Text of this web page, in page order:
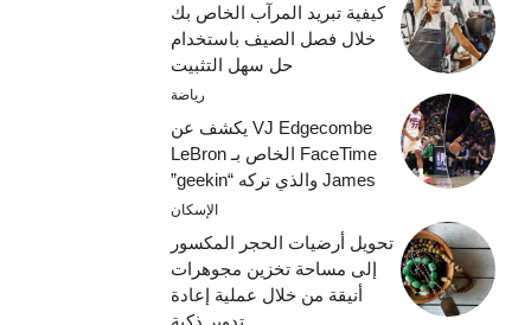
كيفية تبريد المرآب الخاص بك
خلال فصل الصيف باستخدام
حل سهل التثبيت
رياضة
VJ Edgecombe يكشف عن
FaceTime الخاص بـ LeBron
James والذي تركه “geekin”
الإسكان
تحويل أرضيات الحجر المكسور
إلى مساحة تخزين مجوهرات
أنيقة من خلال عملية إعادة
تدوير ذكية